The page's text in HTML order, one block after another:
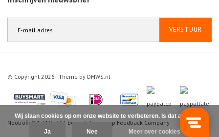
VERSTUUR
© Copyright 2026 - Theme by DMWS.nl
Nootrofit 9.1 / 10 363 beoordelingen op Feedback Company
Wij slaan cookies op om onze website te verbeteren. Is dat akkoord?
Ja Nee Meer over cookies »